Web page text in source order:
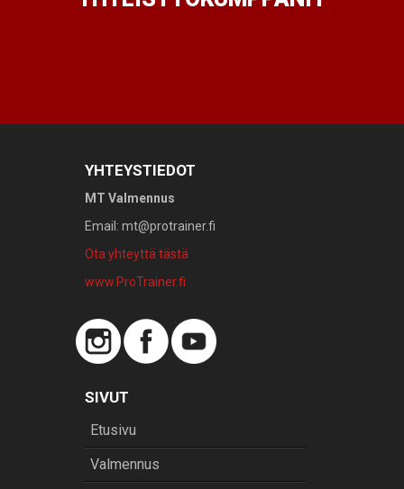
YHTEYSTIEDOT
MT Valmennus
Email: mt@protrainer.fi
Ota yhteyttä tästä
www.ProTrainer.fi
SIVUT
Etusivu
Valmennus